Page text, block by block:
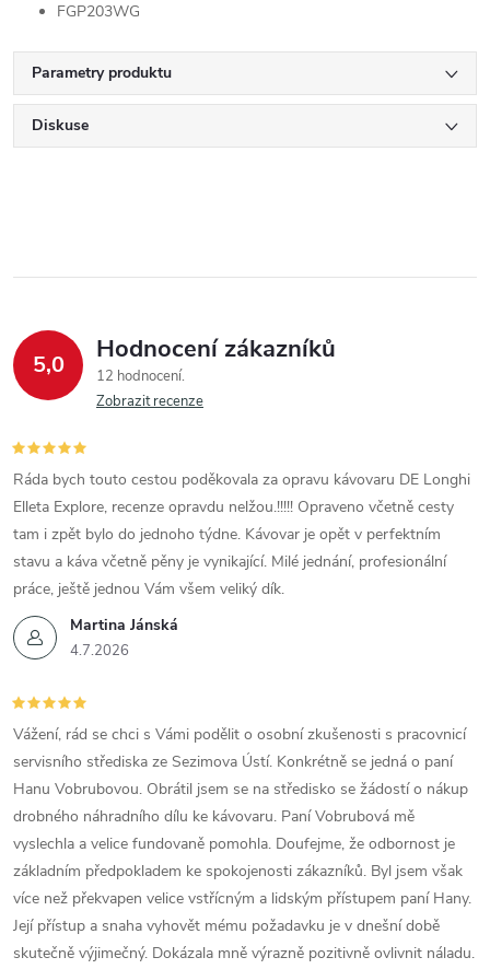
FGP203WG
Parametry produktu
Diskuse
5,0 Hodnocení zákazníků
12 hodnocení
Zobrazit recenze
Martina Jánská
4.7.2026
Ráda bych touto cestou poděkovala za opravu kávovaru DE Longhi
Elleta Explore, recenze opravdu nelžou.!!!!! Opraveno včetně cesty
tam i zpět bylo do jednoho týdne. Kávovar je opět v perfektním
stavu a káva včetně pěny je vynikající. Milé jednání, profesionální
práce, ještě jednou Vám všem veliký dík.
Vážení, rád se chci s Vámi podělit o osobní zkušenosti s pracovnicí
servisního střediska ze Sezimova Ústí. Konkrétně se jedná o paní
Hanu Vobrubovou. Obrátil jsem se na středisko se žádostí o nákup
drobného náhradního dílu ke kávovaru. Paní Vobrubová mě
vyslechla a velice fundovaně pomohla. Doufejme, že odbornost je
základním předpokladem ke spokojenosti zákazníků. Byl jsem však
více než překvapen velice vstřícným a lidským přístupem paní Hany.
Její přístup a snaha vyhovět mému požadavku je v dnešní době
skutečně výjimečný. Dokázala mně výrazně pozitivně ovlivnit náladu.